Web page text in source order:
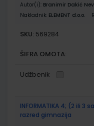
Autor(i): Branimir Dakić
Nakladnik: ELEMENT d.o.o.
SKU: 569284
ŠIFRA OMOTA:
Udžbenik
INFORMATIKA 4; (2 ili
razred gimnazija